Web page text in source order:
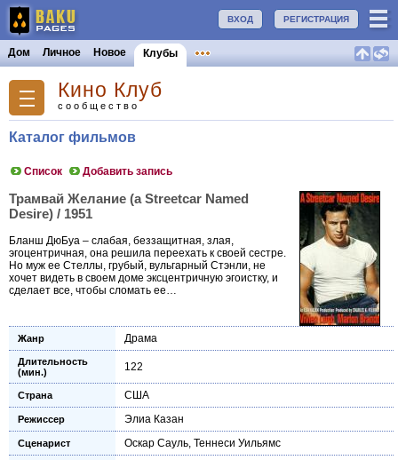
РЕГИСТРАЦИЯ
ВХОД
Дом Личное Новое Клубы
Кино Клуб
сообщество
Каталог фильмов
Список Добавить запись
Трамвай Желание (a Streetcar Named
Desire) / 1951
Бланш ДюБуа – слабая, беззащитная, злая,
эгоцентричная, она решила переехать к своей сестре.
Но муж ее Стеллы, грубый, вульгарный Стэнли, не
хочет видеть в своем доме эксцентричную эгоистку, и
сделает все, чтобы сломать ее…
Жанр Драма
Длительность
(мин.)
122
Страна США
Режиссер Элиа Казан
Сценарист Оскар Сауль, Теннеси Уильямс